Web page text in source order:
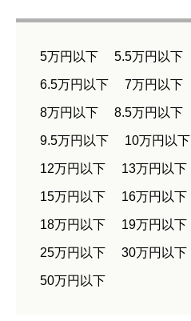
5万円以下 5.5万円以下
6.5万円以下 7万円以下
8万円以下 8.5万円以下
9.5万円以下 10万円以下
12万円以下 13万円以下
15万円以下 16万円以下
18万円以下 19万円以下
25万円以下 30万円以下
50万円以下